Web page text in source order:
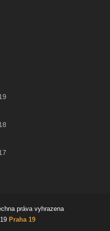
práva vyhrazena
Praha 19